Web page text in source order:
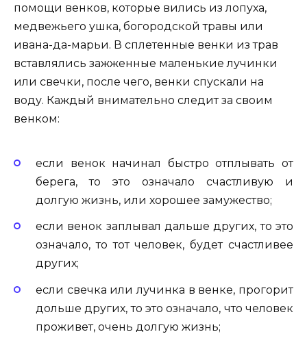
помощи венков, которые вились из лопуха,
медвежьего ушка, богородской травы или
ивана-да-марьи. В сплетенные венки из трав
вставлялись зажженные маленькие лучинки
или свечки, после чего, венки спускали на
воду. Каждый внимательно следит за своим
венком:
если венок начинал быстро отплывать от
берега, то это означало счастливую и
долгую жизнь, или хорошее замужество;
если венок заплывал дальше других, то это
означало, то тот человек, будет счастливее
других;
если свечка или лучинка в венке, прогорит
дольше других, то это означало, что человек
проживет, очень долгую жизнь;